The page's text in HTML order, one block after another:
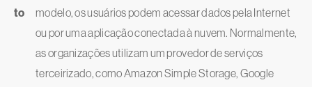
to
modelo, os usuários podem acessar dados pela Internet
ou por uma aplicação conectada à nuvem. Normalmente,
as organizações utilizam um provedor de serviços
terceirizado, como Amazon Simple Storage, Google